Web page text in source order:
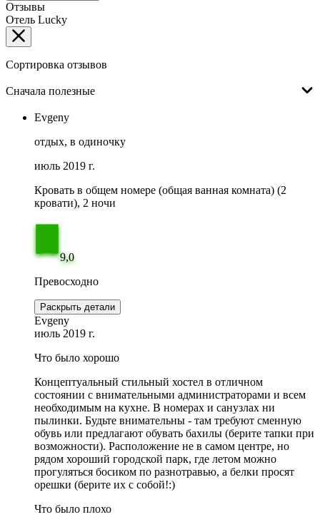
Отзывы
Отель Lucky
Сортировка отзывов
Сначала полезные
Evgeny
отдых, в одиночку
июль 2019 г.
Кровать в общем номере (общая ванная комната) (2
кровати), 2 ночи
9,0
Превосходно
Раскрыть детали
Evgeny
июль 2019 г.
Что было хорошо
Концептуальный стильный хостел в отличном
состоянии с внимательными администраторами и всем
необходимым на кухне. В номерах и санузлах ни
пылинки. Будьте внимательны - там требуют сменную
обувь или предлагают обувать бахилы (берите тапки при
возможности). Расположение не в самом центре, но
рядом хороший городской парк, где летом можно
прогуляться босиком по разнотравью, а белки просят
орешки (берите их с собой!:)
Что было плохо